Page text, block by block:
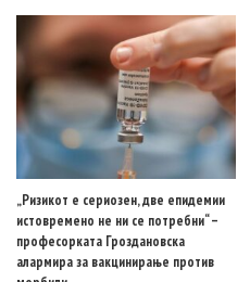
„Ризикот е сериозен, две епидемии
истовремено не ни се потребни“ –
професорката Гроздановска
алармира за вакцинирање против